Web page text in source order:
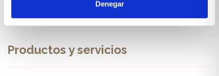
Denegar
Productos y servicios